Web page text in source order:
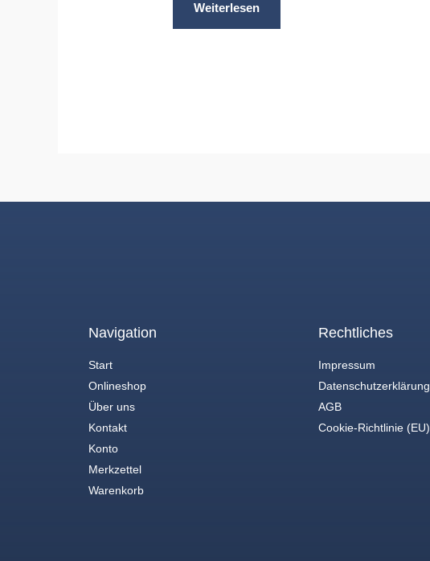
Weiterlesen
Navigation
Start
Onlineshop
Über uns
Kontakt
Konto
Merkzettel
Warenkorb
Rechtliches
Impressum
Datenschutzerklärung
AGB
Cookie-Richtlinie (EU)